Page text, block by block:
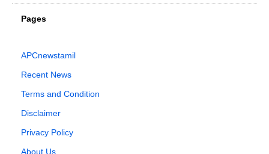
Pages
APCnewstamil
Recent News
Terms and Condition
Disclaimer
Privacy Policy
About Us